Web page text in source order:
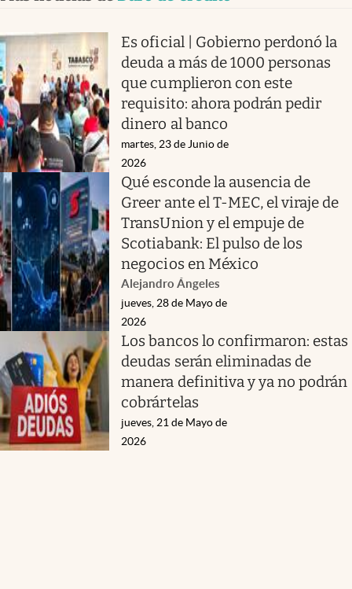
Es oficial | Gobierno perdonó la
deuda a más de 1000 personas
que cumplieron con este
requisito: ahora podrán pedir
dinero al banco
martes, 23 de Junio de
2026
Qué esconde la ausencia de
Greer ante el T-MEC, el viraje de
TransUnion y el empuje de
Scotiabank: El pulso de los
negocios en México
Alejandro Ángeles
jueves, 28 de Mayo de
2026
Los bancos lo confirmaron: estas
deudas serán eliminadas de
manera definitiva y ya no podrán
cobrártelas
jueves, 21 de Mayo de
2026